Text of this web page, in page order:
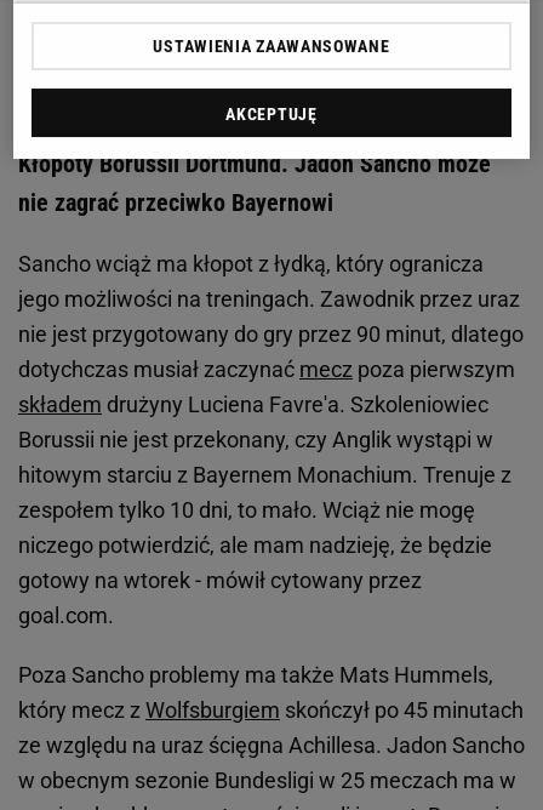
Zobacz wideoBundesliga. Wolfsburg - Borussia
Dortmund 0:2. Skrót meczu [ELEVEN SPORTS]
Kłopoty Borussii Dortmund. Jadon Sancho może
nie zagrać przeciwko Bayernowi
Sancho wciąż ma kłopot z łydką, który ogranicza
jego możliwości na treningach. Zawodnik przez uraz
nie jest przygotowany do gry przez 90 minut, dlatego
dotychczas musiał zaczynać mecz poza pierwszym
składem drużyny Luciena Favre'a. Szkoleniowiec
Borussii nie jest przekonany, czy Anglik wystąpi w
hitowym starciu z Bayernem Monachium. Trenuje z
zespołem tylko 10 dni, to mało. Wciąż nie mogę
niczego potwierdzić, ale mam nadzieję, że będzie
gotowy na wtorek - mówił cytowany przez
goal.com.
Poza Sancho problemy ma także Mats Hummels,
który mecz zWolfsburgiem skończył po 45 minutach
ze względu na uraz ścięgna Achillesa. Jadon Sancho
w obecnym sezonie Bundesligi w 25 meczach ma w
USTAWIENIA ZAAWANSOWANE
AKCEPTUJĘ